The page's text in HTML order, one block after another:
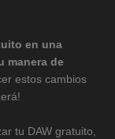
en una
manera de
estos cambios
tu DAW gratuito,